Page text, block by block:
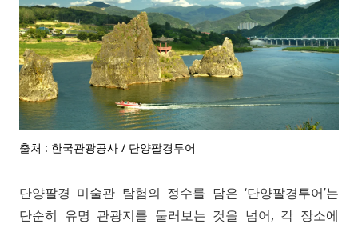
출처 : 한국관광공사 / 단양팔경투어
단양팔경 미술관 탐험의 정수를 담은 ‘단양팔경투어’는
단순히 유명 관광지를 둘러보는 것을 넘어, 각 장소에